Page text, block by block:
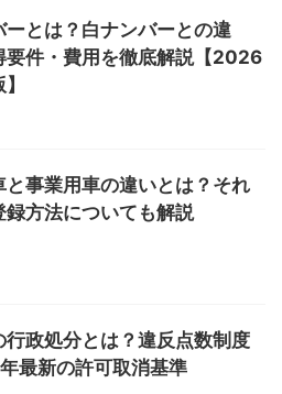
ーとは？白ナンバーとの違
要件・費用を徹底解説【2026
と事業用車の違いとは？それ
録方法についても解説
行政処分とは？違反点数制度
最新の許可取消基準